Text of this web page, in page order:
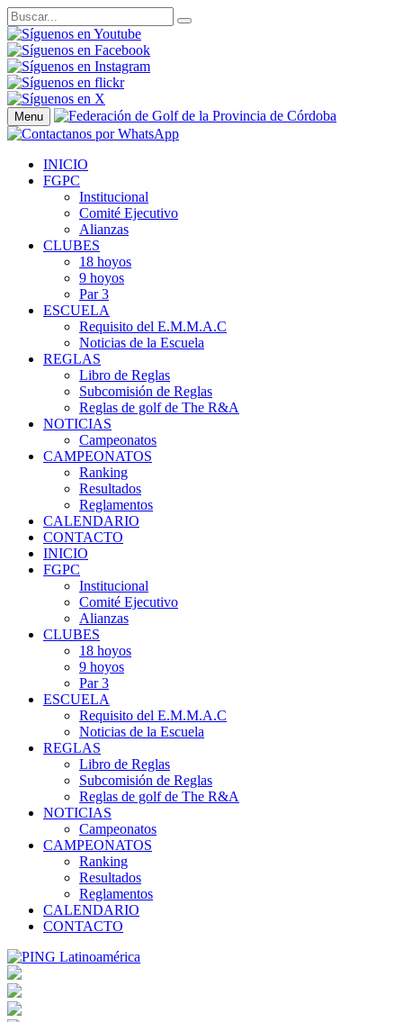
Menu
INICIO
FGPC
Institucional
Comité Ejecutivo
Alianzas
CLUBES
18 hoyos
9 hoyos
Par 3
ESCUELA
Requisito del E.M.M.A.C
Noticias de la Escuela
REGLAS
Libro de Reglas
Subcomisión de Reglas
Reglas de golf de The R&A
NOTICIAS
Campeonatos
CAMPEONATOS
Ranking
Resultados
Reglamentos
CALENDARIO
CONTACTO
INICIO
FGPC
Institucional
Comité Ejecutivo
Alianzas
CLUBES
18 hoyos
9 hoyos
Par 3
ESCUELA
Requisito del E.M.M.A.C
Noticias de la Escuela
REGLAS
Libro de Reglas
Subcomisión de Reglas
Reglas de golf de The R&A
NOTICIAS
Campeonatos
CAMPEONATOS
Ranking
Resultados
Reglamentos
CALENDARIO
CONTACTO